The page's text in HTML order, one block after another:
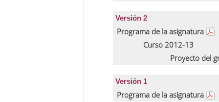
Versión 2
Programa de la asignatura
Curso 2012-13
Proyecto del
Versión 1
Programa de la asignatura